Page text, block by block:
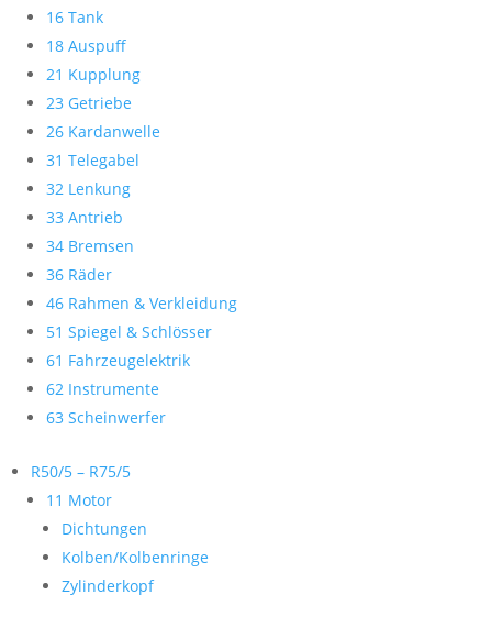
16 Tank
18 Auspuff
21 Kupplung
23 Getriebe
26 Kardanwelle
31 Telegabel
32 Lenkung
33 Antrieb
34 Bremsen
36 Räder
46 Rahmen & Verkleidung
51 Spiegel & Schlösser
61 Fahrzeugelektrik
62 Instrumente
63 Scheinwerfer
R50/5 – R75/5
11 Motor
Dichtungen
Kolben/Kolbenringe
Zylinderkopf